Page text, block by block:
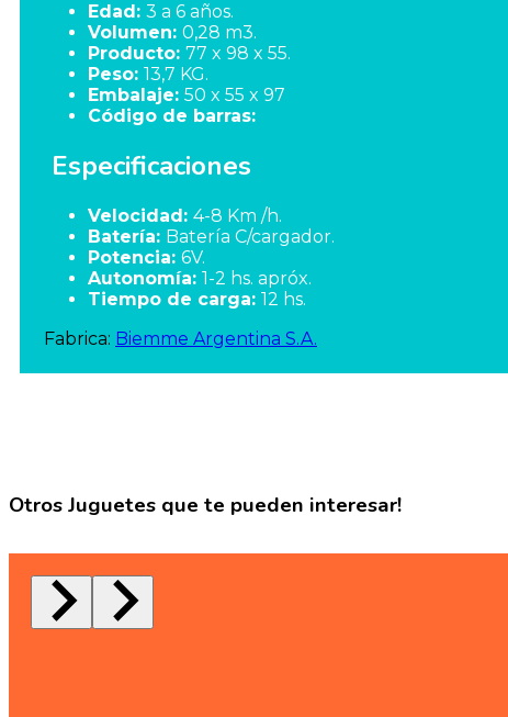
Edad: 3 a 6 años.
Volumen: 0,28 m3.
Producto: 77 x 98 x 55.
Peso: 13,7 KG.
Embalaje: 50 x 55 x 97
Código de barras:
Especificaciones
Velocidad: 4-8 Km /h.
Batería: Batería C/cargador.
Potencia: 6V.
Autonomía: 1-2 hs. apróx.
Tiempo de carga: 12 hs.
Fabrica: Biemme Argentina S.A.
Otros Juguetes que te pueden interesar!